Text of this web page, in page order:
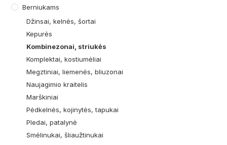
Berniukams
Džinsai, kelnės, šortai
Kepurės
Kombinezonai, striukės
Komplektai, kostiumėliai
Megztiniai, liemenės, bliuzonai
Naujagimio kraitelis
Marškiniai
Pėdkelnės, kojinytės, tapukai
Pledai, patalynė
Smėlinukai, šliaužtinukai